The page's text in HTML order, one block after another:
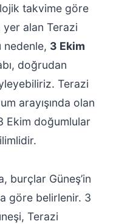
takvime göre
yer alan Terazi
nedenle, 3 Ekim
doğrudan
Terazi
arayışında olan
Ekim doğumlular
burçlar Güneş’in
göre belirlenir. 3
Terazi